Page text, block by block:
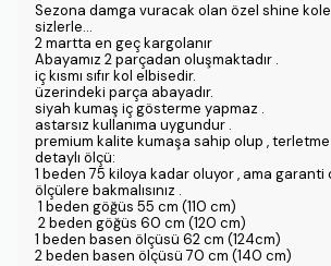
Sezona damga vuracak olan özel shine
sizlerle...
2 martta en geç kargolanır
Abayamız 2 parçadan oluşmaktadır .
iç kısmı sıfır kol elbisedir.
üzerindeki parça abayadır.
siyah kumaş iç gösterme yapmaz .
astarsız kullanıma uygundur .
premium kalite kumaşa sahip olup ,
detaylı ölçü:
1 beden 75 kiloya kadar oluyor , ama garanti
ölçülere bakmalısınız .
1 beden göğüs 55 cm (110 cm)
2 beden göğüs 60 cm (120 cm)
1 beden basen ölçüsü 62 cm (124cm)
2 beden basen ölçüsü 70 cm (140 cm)